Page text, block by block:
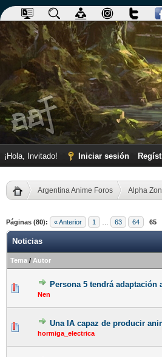
¡Hola, Invitado! Iniciar sesión
Argentina Anime Foros Alpha
Páginas (80): « Anterior 1 63 64 65
Noticias
Tema / Autor
Persona 5 tendrá adaptación
Nen
Una IA capaz de producir
hormiga_electrica